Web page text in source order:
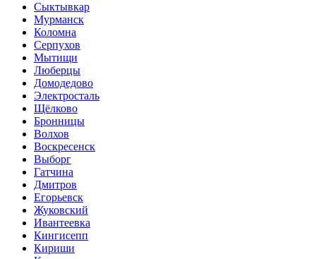
Сыктывкар
Мурманск
Коломна
Серпухов
Мытищи
Люберцы
Домодедово
Электросталь
Щёлково
Бронницы
Волхов
Воскресенск
Выборг
Гатчина
Дмитров
Егорьевск
Жуковский
Ивантеевка
Кингисепп
Кириши